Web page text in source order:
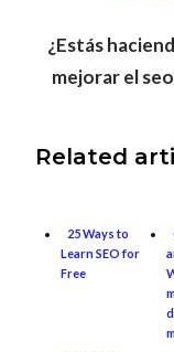
¿Estás
mejorar el
Related
25 Ways to
Learn SEO for
Free